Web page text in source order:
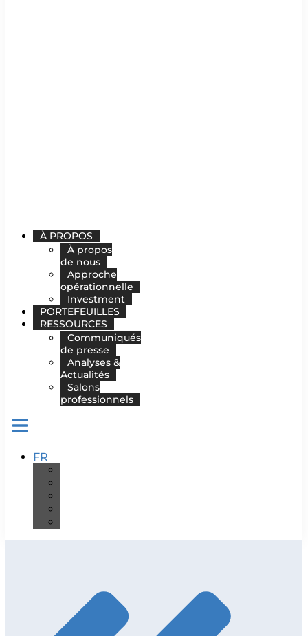
À PROPOS
À propos
de nous
Approche
opérationnelle
Investment
PORTEFEUILLES
RESSOURCES
Communiqués
de presse
Analyses &
Actualités
Salons
professionnels
FR